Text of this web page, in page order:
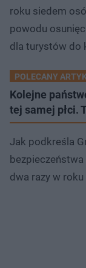
roku siedem
powodu
dla turystów do
POLECANY
Kolejne
tej samej płci.
Jak podkreśla
dwa razy w roku